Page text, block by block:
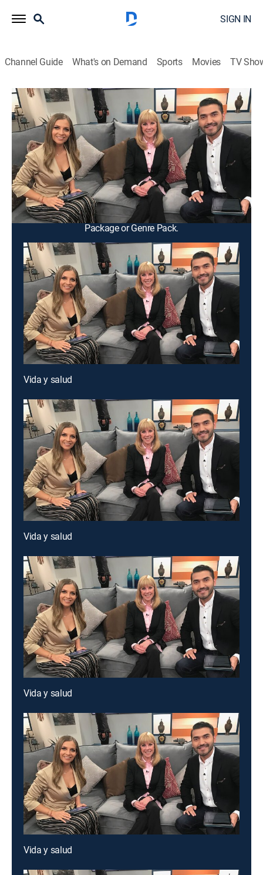
SIGN IN
Channel Guide What's on Demand Sports Movies TV
Vida y salud
Vida y salud
Health|2026
Un programa de entrevistas a diversos médicos,
especialistas y expertos en bienestar, para conocer de
una manera puntual y divertida sobre el cuidado de la
salud física, emocional y mental.
This content is currently unavailable with a DIRECTV
Package or Genre Pack.
Vida y salud
Vida y salud
Vida y salud
Vida y salud